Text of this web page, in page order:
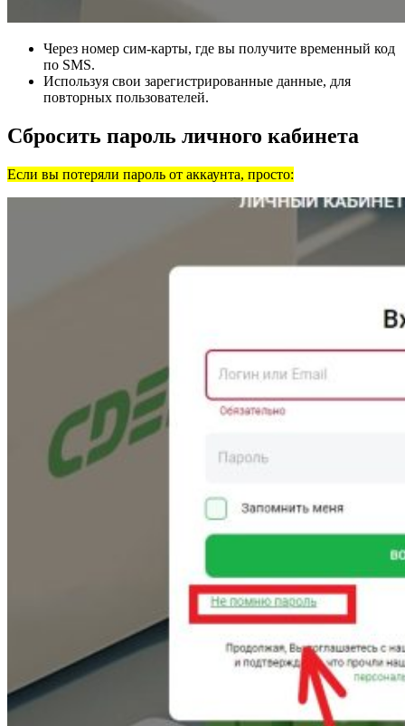
Через номер сим-карты, где вы получите временный код
по SMS.
Используя свои зарегистрированные данные, для
повторных пользователей.
Сбросить пароль личного кабинета
Если вы потеряли пароль от аккаунта, просто: